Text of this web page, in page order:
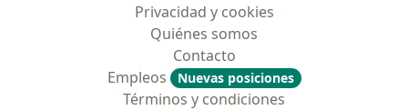
Privacidad y cookies
Quiénes somos
Contacto
Empleos
Nuevas posiciones
Términos y condiciones